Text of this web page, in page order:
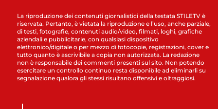
La riproduzione dei contenuti giornalistici della testata STILETV è
riservata. Pertanto, è vietata la riproduzione e l’uso, anche parziale,
di testi, fotografie, contenuti audio/video, filmati, loghi, grafiche
aziendali e pubblicitarie, con qualsiasi dispositivo
elettronico/digitale o per mezzo di fotocopie, registrazioni, cover e
tutto quanto è ascrivibile a copia non autorizzata. La redazione
non è responsabile dei commenti presenti sul sito. Non potendo
esercitare un controllo continuo resta disponibile ad eliminarli su
segnalazione qualora gli stessi risultano offensivi e oltraggiosi.